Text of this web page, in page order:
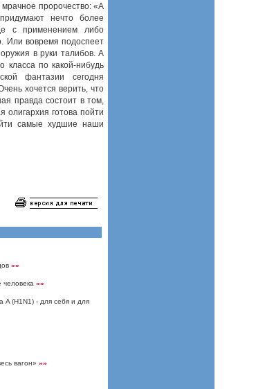
пророчество: «А
нечто более
с применением либо
Или вовремя подоспеет
в руки талибов. А
класса по какой-нибудь
фантазии сегодня
хочется верить, что
правда состоит в том,
олигархия готова пойти
самые худшие наши
»»
»»
A (H1N1) - для себя и для
вагон» »»